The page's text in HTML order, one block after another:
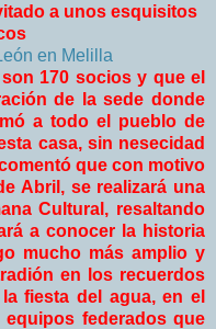
a unos esquisitos
170 socios y que el
de la sede donde
a todo el pueblo de
casa, sin nesecidad
que con motivo
Abril, se realizará una
Cultural, resaltando
a conocer la historia
mucho más amplio y
en los recuerdos
fiesta del agua, en el
federados que